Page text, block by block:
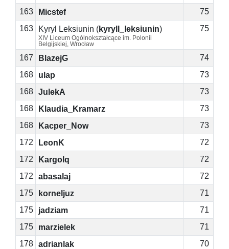
163
Micstef
75
163
Kyryl Leksiunin (kyryll_leksiunin)
XIV Liceum Ogólnokształcące im. Polonii
Belgijskiej, Wrocław
75
167 BlazejG
74
168
ulap
73
168 JulekA
73
168
Klaudia_Kramarz
73
168
Kacper_Now
73
172
LeonK
72
172
Kargolq
72
172
abasalaj
72
175
korneljuz
71
175
jadziam
71
175
marzielek
71
178 adrianlak
70